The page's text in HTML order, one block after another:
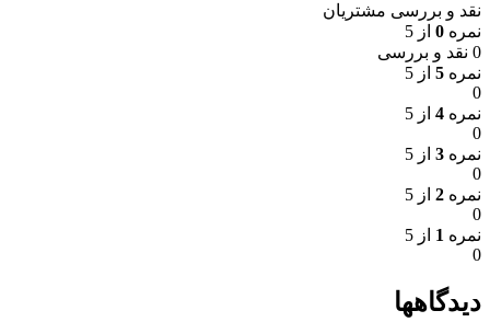
نقد و بررسی مشتریان
نمره 0 از 5
0 نقد و بررسی
نمره 5 از 5
0
نمره 4 از 5
0
نمره 3 از 5
0
نمره 2 از 5
0
نمره 1 از 5
0
دیدگاهها